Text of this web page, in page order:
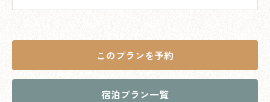
このプランを予約
宿泊プラン一覧